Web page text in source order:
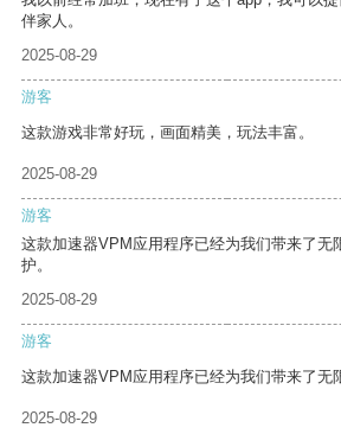
伴家人。
2025-08-29
游客
这款游戏非常好玩，画面精美，玩法丰富。
2025-08-29
游客
这款加速器VPM应用程序已经为我们带来了无
护。
2025-08-29
游客
这款加速器VPM应用程序已经为我们带来了无
2025-08-29